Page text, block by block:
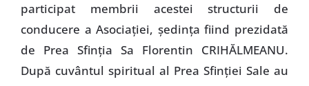
participat membrii acestei structurii de
conducere a Asociaţiei, şedinţa fiind prezidată
de Prea Sfinţia Sa Florentin CRIHĂLMEANU.
După cuvântul spiritual al Prea Sfinţiei Sale au